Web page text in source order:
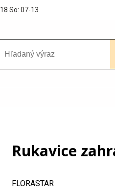
So: 07-13
Rukavice
FLORASTAR